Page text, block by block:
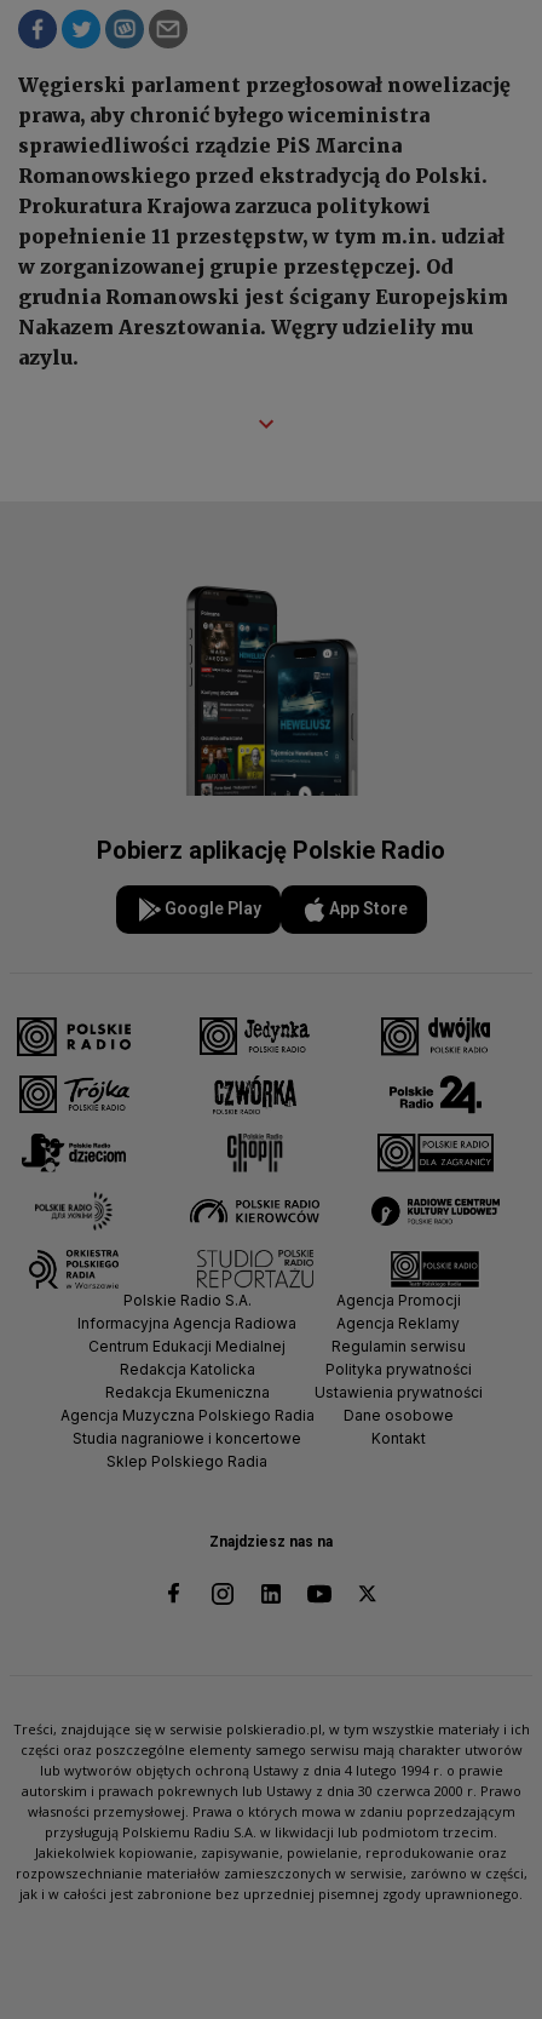
Węgierski parlament przegłosował nowelizację
prawa, aby chronić byłego wiceministra
sprawiedliwości rządzie PiS Marcina
Romanowskiego przed ekstradycją do Polski.
Prokuratura Krajowa zarzuca politykowi
popełnienie 11 przestępstw, w tym m.in. udział
w zorganizowanej grupie przestępczej. Od
grudnia Romanowski jest ścigany Europejskim
Nakazem Aresztowania. Węgry udzieliły mu
azylu.
Pobierz aplikację Polskie Radio
Google Play App Store
Znajdziesz nas na
Polskie Radio S.A.
Informacyjna Agencja Radiowa
Centrum Edukacji Medialnej
Redakcja Katolicka
Redakcja Ekumeniczna
Agencja Muzyczna Polskiego Radia
Studia nagraniowe i koncertowe
Sklep Polskiego Radia
Agencja Promocji
Agencja Reklamy
Regulamin serwisu
Polityka prywatności
Ustawienia prywatności
Dane osobowe
Kontakt
Treści, znajdujące się w serwisie polskieradio.pl, w tym wszystkie materiały i ich
części oraz poszczególne elementy samego serwisu mają charakter utworów
lub wytworów objętych ochroną Ustawy z dnia 4 lutego 1994 r. o prawie
autorskim i prawach pokrewnych lub Ustawy z dnia 30 czerwca 2000 r. Prawo
własności przemysłowej. Prawa o których mowa w zdaniu poprzedzającym
przysługują Polskiemu Radiu S.A. w likwidacji lub podmiotom trzecim.
Jakiekolwiek kopiowanie, zapisywanie, powielanie, reprodukowanie oraz
rozpowszechnianie materiałów zamieszczonych w serwisie, zarówno w części,
jak i w całości jest zabronione bez uprzedniej pisemnej zgody uprawnionego.